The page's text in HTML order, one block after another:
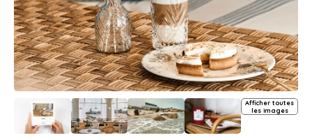
Afficher toutes
les images